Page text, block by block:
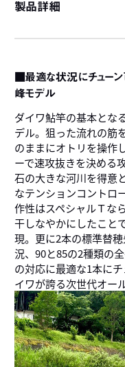
製品詳細
■最適な状況にチュー
峰モデル
ダイワ鮎竿の基本とな
デル。狙った流れの筋
のままにオトリを操作
ーで速攻抜きを決める
石の大きな河川を得意
なテンションコントロ
作性はスペシャルＴな
干しなやかにしたこと
現。更に2本の標準替
況、90と85の2種類の
の対応に最適な1本に
イワが誇る次世代オー